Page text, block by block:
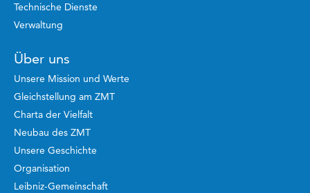
Technische Dienste
Verwaltung
Über uns
Unsere Mission und Werte
Gleichstellung am ZMT
Charta der Vielfalt
Neubau des ZMT
Unsere Geschichte
Organisation
Leibniz-Gemeinschaft